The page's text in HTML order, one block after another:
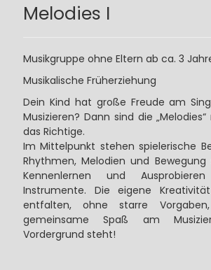
Melodies I
Musikgruppe ohne Eltern ab ca. 3
Musikalische Früherziehung
Dein Kind hat große Freude am
Musizieren? Dann sind die
das Richtige.
Im Mittelpunkt stehen spielerische
Rhythmen, Melodien und
Kennenlernen und
Instrumente. Die eigene
entfalten, ohne starre
gemeinsame Spaß am
Vordergrund steht!